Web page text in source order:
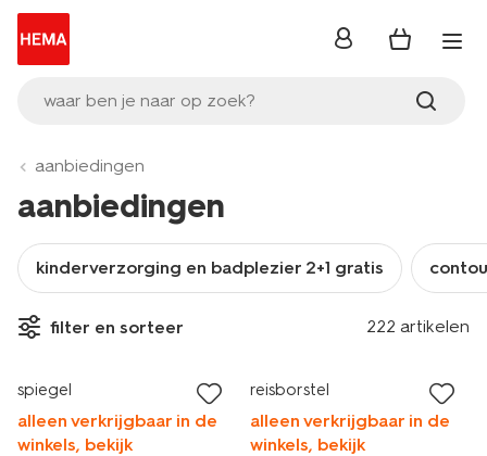
waar ben je naar op zoek?
inloggen
aanbiedingen
aanbiedingen
kinderverzorging en badplezier 2+1 gratis
filter en sorteer 222 artikelen
laag geprijsd
spiegel
alleen verkrijgbaar in de
winkels, bekijk
reisborstel
alleen verkrijgbaar in de
winkels, bekijk